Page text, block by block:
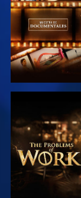
SERIES
EXPLORA LAS
SERIES